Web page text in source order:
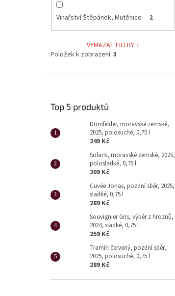
Vinařství Štěpánek, Mutěnice 2
VYMAZAT FILTRY
Položek k zobrazení: 3
Top 5 produktů
Dornfelder, moravské zemské,
2025, polosuché, 0,75 l
249 Kč
Solaris, moravské zemské, 2025,
polosladké, 0,75 l
209 Kč
Cuvée Jonas, pozdní sběr, 2025,
sladké, 0,75 l
289 Kč
Souvignier Gris, výběr z hroznů,
2024, sladké, 0,75 l
259 Kč
Tramín červený, pozdní sběr,
2025, polosuché, 0,75 l
289 Kč